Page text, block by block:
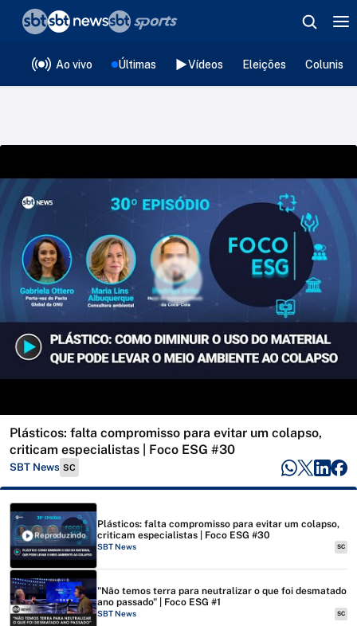
Ao vivo Últimas Vídeos Eleições
Plásticos: falta compromisso para evitar um colapso,
criticam especialistas | Foco ESG #30
SBT News SC
Reproduzindo
Plásticos: falta compromisso para evitar um colapso,
criticam especialistas | Foco ESG #30
SBT News SC
"Não temos terra para neutralizar o que foi desmatado
ano passado" | Foco ESG #1
SBT News SC
❮voltar
Editorias